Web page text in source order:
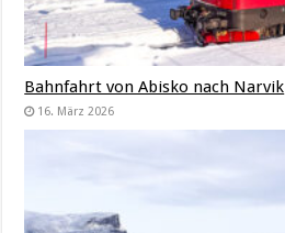
Bahnfahrt von Abisko nach Narvik
16. März 2026